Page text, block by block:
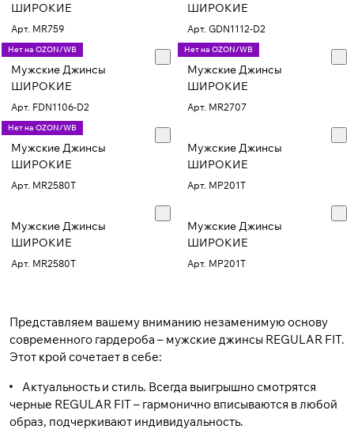
ШИРОКИЕ
Арт. MR759
ШИРОКИЕ
Арт. GDN1112-D2
Нет на OZON/WB
Мужские Джинсы
ШИРОКИЕ
Арт. FDN1106-D2
Нет на OZON/WB
Мужские Джинсы
ШИРОКИЕ
Арт. MR2707
Нет на OZON/WB
Мужские Джинсы
ШИРОКИЕ
Арт. MR2580T
Мужские Джинсы
ШИРОКИЕ
Арт. MP201T
Мужские Джинсы
ШИРОКИЕ
Арт. MR2580T
Мужские Джинсы
ШИРОКИЕ
Арт. MP201T
Представляем вашему вниманию незаменимую основу
современного гардероба – мужские джинсы REGULAR FIT.
Этот крой сочетает в себе:
Актуальность и стиль. Всегда выигрышно смотрятся
черные REGULAR FIT – гармонично вписываются в любой
образ, подчеркивают индивидуальность.